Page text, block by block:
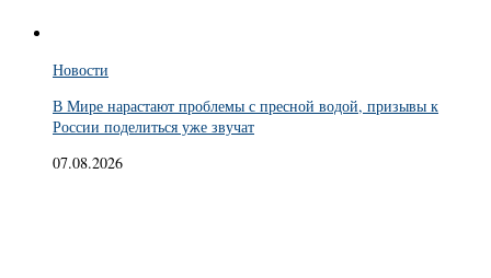
Новости
В Мире нарастают проблемы с пресной водой, призывы к
России поделиться уже звучат
07.08.2026